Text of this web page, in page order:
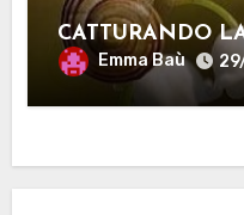
CATTURANDO
Emma Baù